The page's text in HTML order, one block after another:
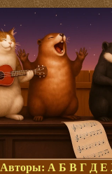
Авторы: А Б В Г Д Е